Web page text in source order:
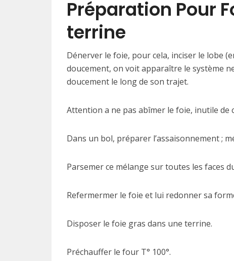
Préparation Pour
terrine
Dénerver le foie, pour cela, inciser le lobe
doucement, on voit apparaître le système
doucement le long de son trajet.
Attention a ne pas abîmer le foie, inutile
Dans un bol, préparer l’assaisonnement ;
Parsemer ce mélange sur toutes les faces
Refermermer le foie et lui redonner sa
Disposer le foie gras dans une terrine.
Préchauffer le four T° 100°.